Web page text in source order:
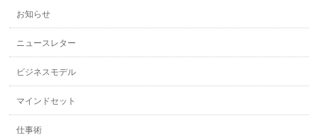
お知らせ
ニュースレター
ビジネスモデル
マインドセット
仕事術